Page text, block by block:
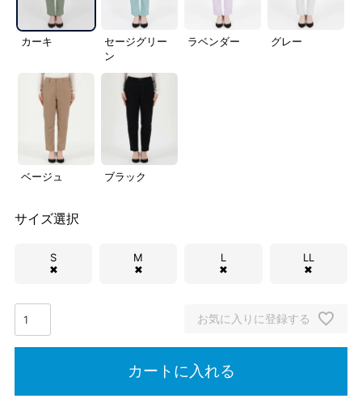
カーキ
セージグリー
ン
ラベンダー グレー
ベージュ ブラック
サイズ選択
S
✖
M
✖
L
✖
LL
✖
お気に入りに登録する
カートに入れる